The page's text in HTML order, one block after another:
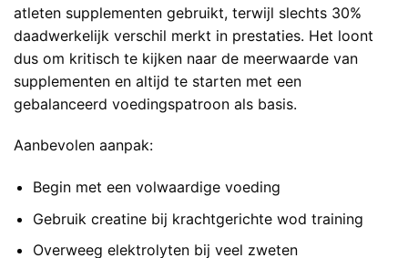
atleten supplementen gebruikt, terwijl slechts 30%
daadwerkelijk verschil merkt in prestaties. Het loont
dus om kritisch te kijken naar de meerwaarde van
supplementen en altijd te starten met een
gebalanceerd voedingspatroon als basis.
Aanbevolen aanpak:
Begin met een volwaardige voeding
Gebruik creatine bij krachtgerichte wod training
Overweeg elektrolyten bij veel zweten